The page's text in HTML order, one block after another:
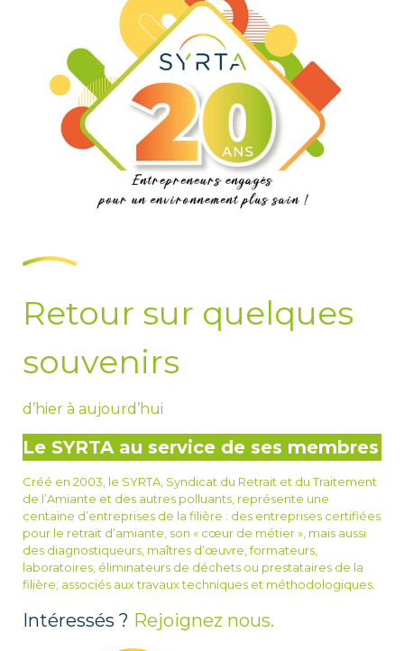
Retour sur quelques
souvenirs
d’hier à aujourd’hui
Le SYRTA au service de ses membres
Créé en 2003, le SYRTA, Syndicat du Retrait et du Traitement
de l’Amiante et des autres polluants, représente une
centaine d’entreprises de la filière : des entreprises certifiées
pour le retrait d’amiante, son « cœur de métier », mais aussi
des diagnostiqueurs, maîtres d’œuvre, formateurs,
laboratoires, éliminateurs de déchets ou prestataires de la
filière, associés aux travaux techniques et méthodologiques.
Intéressés ? Rejoignez nous.